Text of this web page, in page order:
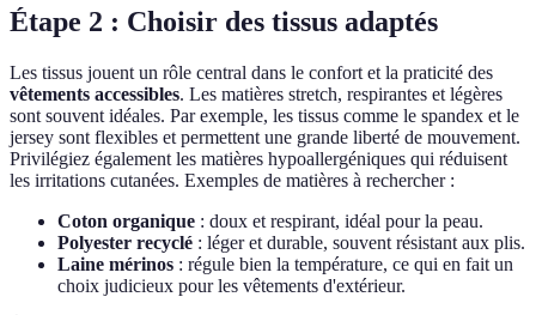
Étape 2 : Choisir des tissus adaptés
Les tissus jouent un rôle central dans le confort et la praticité des
vêtements accessibles. Les matières stretch, respirantes et légères
sont souvent idéales. Par exemple, les tissus comme le spandex et le
jersey sont flexibles et permettent une grande liberté de mouvement.
Privilégiez également les matières hypoallergéniques qui réduisent
les irritations cutanées. Exemples de matières à rechercher :
Coton organique : doux et respirant, idéal pour la peau.
Polyester recyclé : léger et durable, souvent résistant aux plis.
Laine mérinos : régule bien la température, ce qui en fait un
choix judicieux pour les vêtements d'extérieur.